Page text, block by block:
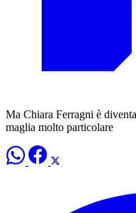
Ma Chiara Ferragni è
maglia molto particolare